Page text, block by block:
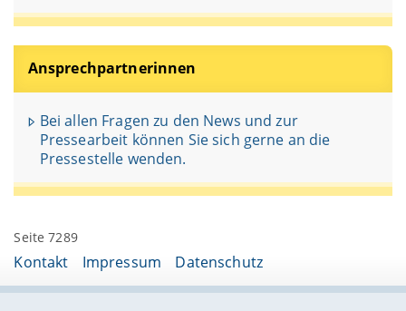
Ansprechpartnerinnen
Bei allen Fragen zu den News und zur
Pressearbeit können Sie sich gerne an die
Pressestelle wenden.
Seite 7289
Kontakt Impressum Datenschutz